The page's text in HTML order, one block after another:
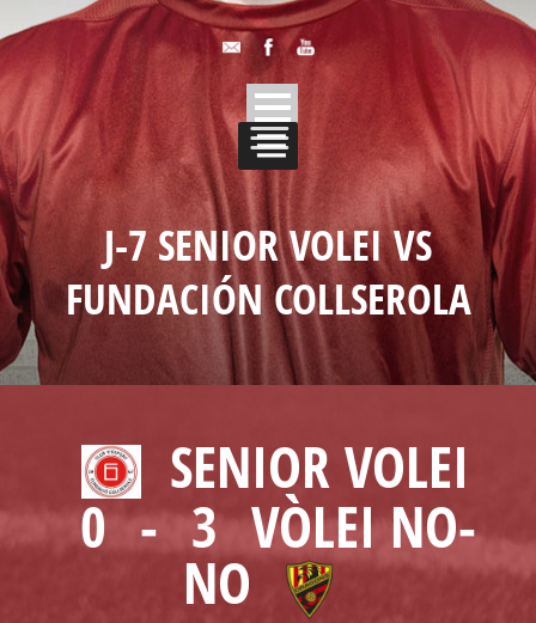
J-7 SENIOR VOLEI VS
FUNDACIÓN COLLSEROLA
SENIOR VOLEI
0 - 3 VÒLEI NO-
NO